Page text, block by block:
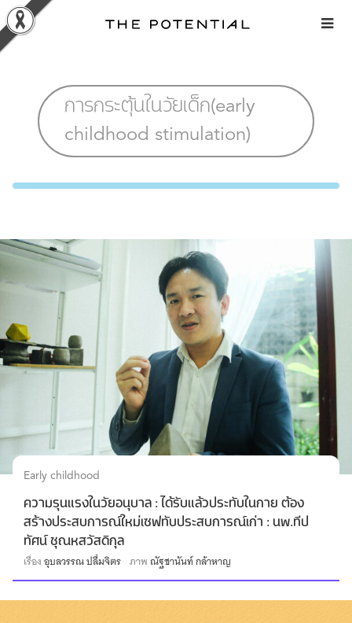
Skip
to
content
การกระตุ้นในวัยเด็ก(early
childhood stimulation)
Early childhood
ความรุนแรงในวัยอนุบาล : ได้รับแล้วประทับในกาย ต้อง
สร้างประสบการณ์ใหม่เซฟทับประสบการณ์เก่า : นพ.ทีป
ทัศน์ ชุณหสวัสดิกุล
เรื่องอุบลวรรณ ปลื้มจิตร ภาพณัฐชานันท์ กล้าหาญ